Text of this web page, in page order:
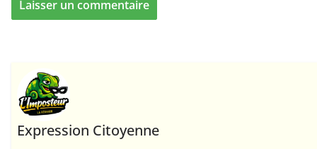
Expression Citoyenne